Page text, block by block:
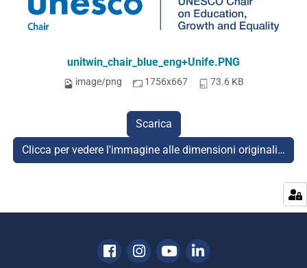
unitwin_chair_blue_eng+Unife.PNG
image/png 1756x667 73.6 KB
Scarica
Clicca per vedere l'immagine alle dimensioni originali…
Facebook
Instagram
YoutubeLinkedin